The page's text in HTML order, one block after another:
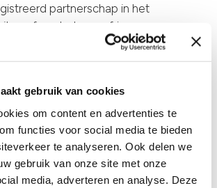
gebruik van cookies
om content en advertenties te
functies voor social media te bieden
te analyseren. Ook delen we
gebruik van onze site met onze
media, adverteren en analyse. Deze
partnerschap in het
of controleren of jouw
wordt? Controleer bij de notaris
voldoet aan de vereisten voor
officieel vast te leggen. De
geregistreerd partnerschap
het buitenland, net als de rechten en
verbonden zijn.